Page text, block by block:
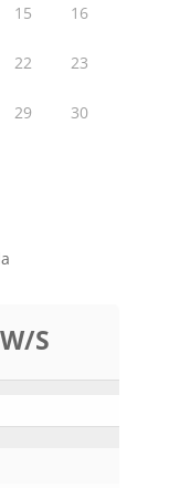
15 16
22 23
29 30
S